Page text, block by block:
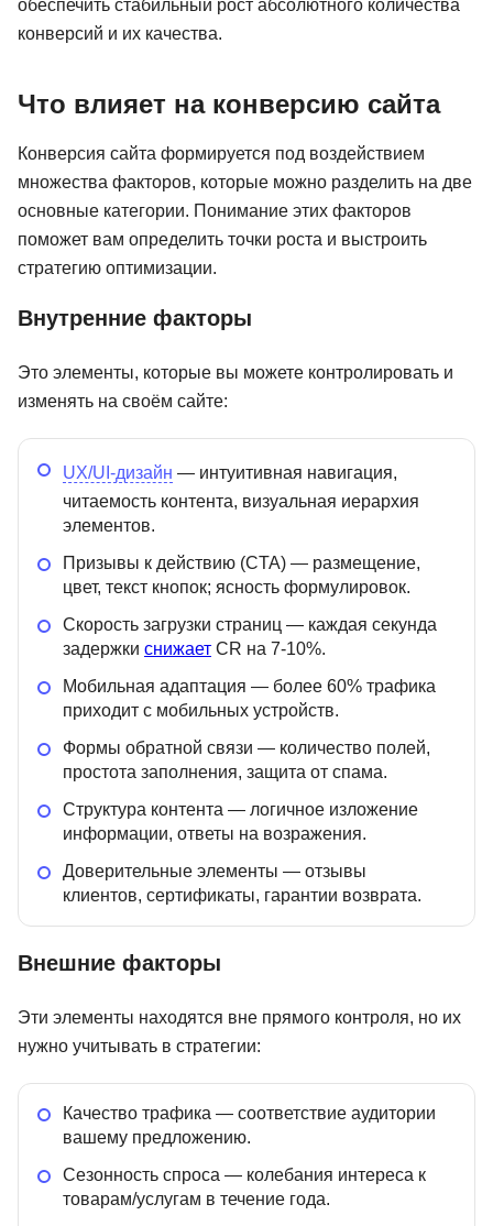
обеспечить стабильный рост абсолютного количества
конверсий и их качества.
Что влияет на конверсию сайта
Конверсия сайта формируется под воздействием
множества факторов, которые можно разделить на две
основные категории. Понимание этих факторов
поможет вам определить точки роста и выстроить
стратегию оптимизации.
Внутренние факторы
Это элементы, которые вы можете контролировать и
изменять на своём сайте:
UX/UI-дизайн — интуитивная навигация,
читаемость контента, визуальная иерархия
элементов.
Призывы к действию (CTA) — размещение,
цвет, текст кнопок; ясность формулировок.
Скорость загрузки страниц — каждая секунда
задержки снижает CR на 7-10%.
Мобильная адаптация — более 60% трафика
приходит с мобильных устройств.
Формы обратной связи — количество полей,
простота заполнения, защита от спама.
Структура контента — логичное изложение
информации, ответы на возражения.
Доверительные элементы — отзывы
клиентов, сертификаты, гарантии возврата.
Внешние факторы
Эти элементы находятся вне прямого контроля, но их
нужно учитывать в стратегии:
Качество трафика — соответствие аудитории
вашему предложению.
Сезонность спроса — колебания интереса к
товарам/услугам в течение года.